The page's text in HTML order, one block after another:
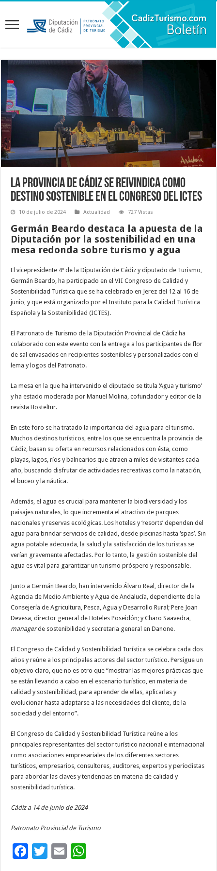
La provincia de Cádiz se reivindica como
destino sostenible en el Congreso del ICTES
10 de julio de 2024 Actualidad 727 Vistas
Germán Beardo destaca la apuesta de la
Diputación por la sostenibilidad en una
mesa redonda sobre turismo y agua
El vicepresidente 4º de la Diputación de Cádiz y diputado de Turismo,
Germán Beardo, ha participado en el VII Congreso de Calidad y
Sostenibilidad Turística que se ha celebrado en Jerez del 12 al 16 de
junio, y que está organizado por el Instituto para la Calidad Turística
Española y la Sostenibilidad (ICTES).
El Patronato de Turismo de la Diputación Provincial de Cádiz ha
colaborado con este evento con la entrega a los participantes de flor
de sal envasados en recipientes sostenibles y personalizados con el
lema y logos del Patronato.
La mesa en la que ha intervenido el diputado se titula ‘Agua y turismo’
y ha estado moderada por Manuel Molina, cofundador y editor de la
revista Hosteltur.
En este foro se ha tratado la importancia del agua para el turismo.
Muchos destinos turísticos, entre los que se encuentra la provincia de
Cádiz, basan su oferta en recursos relacionados con ésta, como
playas, lagos, ríos y balnearios que atraen a miles de visitantes cada
año, buscando disfrutar de actividades recreativas como la natación,
el buceo y la náutica.
Además, el agua es crucial para mantener la biodiversidad y los
paisajes naturales, lo que incrementa el atractivo de parques
nacionales y reservas ecológicas. Los hoteles y ‘resorts’ dependen del
agua para brindar servicios de calidad, desde piscinas hasta ‘spas’. Sin
agua potable adecuada, la salud y la satisfacción de los turistas se
verían gravemente afectadas. Por lo tanto, la gestión sostenible del
agua es vital para garantizar un turismo próspero y responsable.
Junto a Germán Beardo, han intervenido Álvaro Real, director de la
Agencia de Medio Ambiente y Agua de Andalucía, dependiente de la
Consejería de Agricultura, Pesca, Agua y Desarrollo Rural; Pere Joan
Devesa, director general de Hoteles Poseidón; y Charo Saavedra,
managerde sostenibilidad y secretaria general en Danone.
El Congreso de Calidad y Sostenibilidad Turística se celebra cada dos
años y reúne a los principales actores del sector turístico. Persigue un
objetivo claro, que no es otro que “mostrar las mejores prácticas que
se están llevando a cabo en el escenario turístico, en materia de
calidad y sostenibilidad, para aprender de ellas, aplicarlas y
evolucionar hasta adaptarse a las necesidades del cliente, de la
sociedad y del entorno”.
El Congreso de Calidad y Sostenibilidad Turística reúne a los
principales representantes del sector turístico nacional e internacional
como asociaciones empresariales de los diferentes sectores
turísticos, empresarios, consultores, auditores, expertos y periodistas
para abordar las claves y tendencias en materia de calidad y
sostenibilidad turística.
Cádiz a 14 de junio de 2024
Patronato Provincial de Turismo
F
T
E